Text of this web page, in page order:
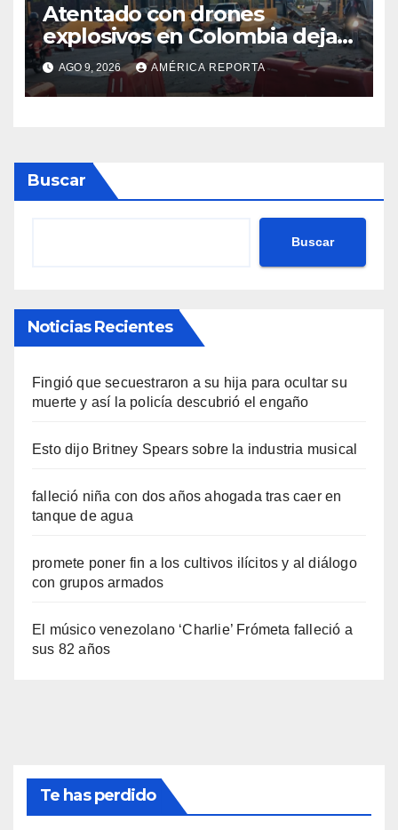
Atentado con drones
explosivos en Colombia deja
un policía muerto
AGO 9, 2026 AMÉRICA REPORTA
Buscar
Buscar
Noticias Recientes
Fingió que secuestraron a su hija para ocultar su
muerte y así la policía descubrió el engaño
Esto dijo Britney Spears sobre la industria musical
falleció niña con dos años ahogada tras caer en
tanque de agua
promete poner fin a los cultivos ilícitos y al diálogo
con grupos armados
El músico venezolano ‘Charlie’ Frómeta falleció a
sus 82 años
Te has perdido